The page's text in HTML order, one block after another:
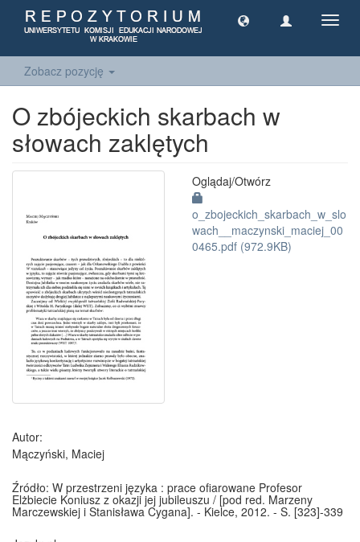
Zobacz pozycję
O zbójeckich skarbach w
słowach zaklętych
Oglądaj/Otwórz
o_zbojeckich_skarbach_w_slo
wach__maczynski_maciej_00
0465.pdf (972.9KB)
Autor:
Mączyński, Maciej
Źródło: W przestrzeni języka : prace ofiarowane Profesor
Elżbiecie Koniusz z okazji jej jubileuszu / [pod red. Marzeny
Marczewskiej i Stanisława Cygana]. - Kielce, 2012. - S. [323]-339